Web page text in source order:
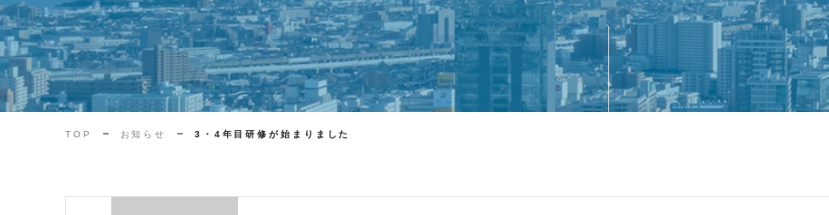
TOP お知らせ 3・4年目研修が始まりました